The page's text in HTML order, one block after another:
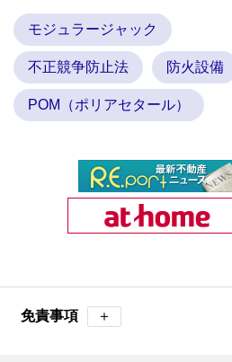
モジュラージャック
不正競争防止法 防火設備
POM（ポリアセタール）
免責事項 ＋